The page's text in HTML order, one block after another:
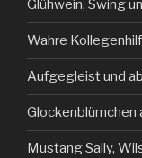
Glühwein, Swing
Wahre
Aufgegleist und
Mustang Sally,